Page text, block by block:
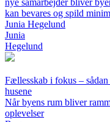
kan bevares og spild
Junia Hegelund
Junia
Hegelund
Fællesskab i fokus –
husene
Når byens rum bliver
oplevelser